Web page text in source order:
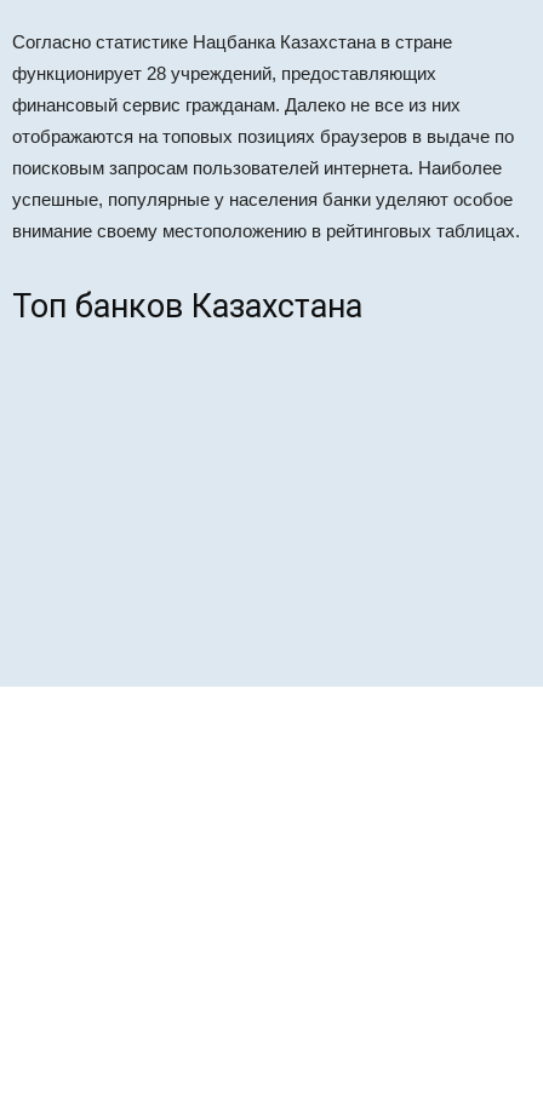
Согласно статистике Нацбанка Казахстана в стране
функционирует 28 учреждений, предоставляющих
финансовый сервис гражданам. Далеко не все из них
отображаются на топовых позициях браузеров в выдаче по
поисковым запросам пользователей интернета. Наиболее
успешные, популярные у населения банки уделяют особое
внимание своему местоположению в рейтинговых таблицах.
Топ банков Казахстана